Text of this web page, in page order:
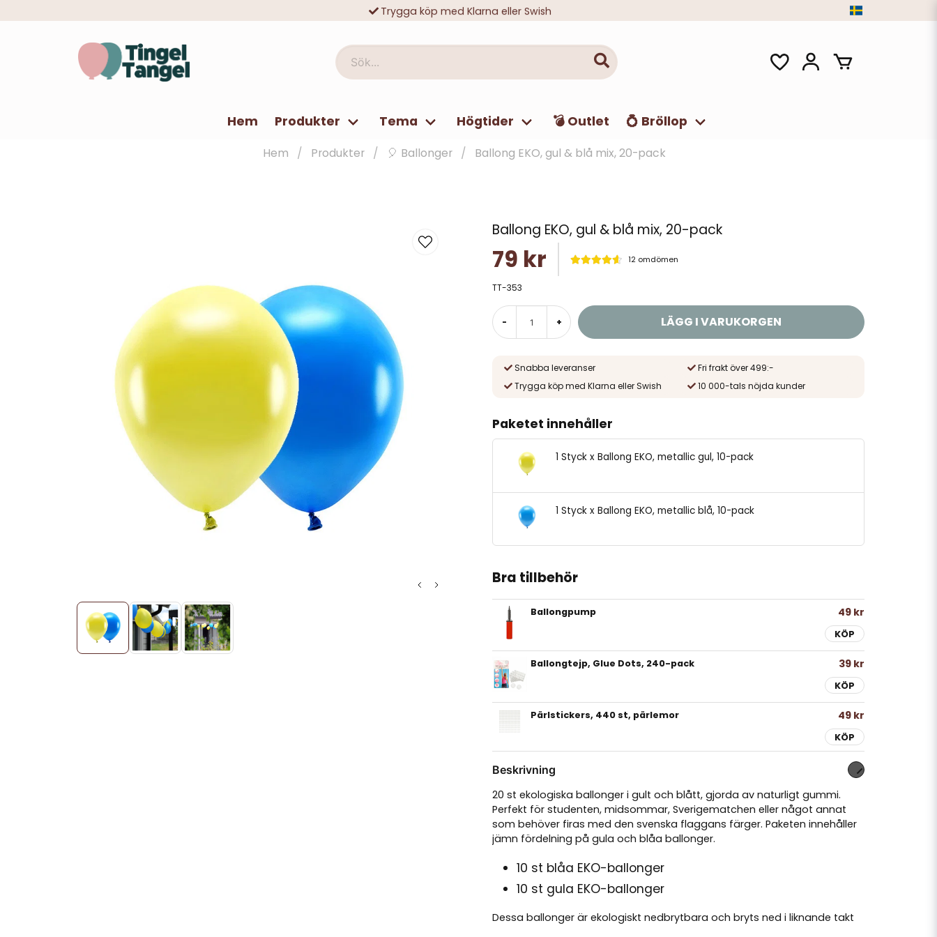
Trygga köp med Klarna eller Swish
Sök...
Hem Produkter Tema Högtider 💣 Outlet 💍 Bröllop
Hem Produkter 🎈 Ballonger Ballong EKO, gul & blå mix, 20-pack
Ballong EKO, gul & blå mix, 20-pack
79 kr 12 omdömen
TT-353
- + LÄGG I VARUKORGEN
Snabba leveranser
Fri frakt över 499:-
Trygga köp med Klarna eller Swish
10 000-tals nöjda kunder
Paketet innehåller
1 Styck x Ballong EKO, metallic gul, 10-pack
1 Styck x Ballong EKO, metallic blå, 10-pack
Bra tillbehör
Ballongpump 49 kr
KÖP
Ballongtejp, Glue Dots, 240-pack 39 kr
KÖP
Pärlstickers, 440 st, pärlemor 49 kr
KÖP
Beskrivning
20 st ekologiska ballonger i gult och blått, gjorda av naturligt gummi.
Perfekt för studenten, midsommar, Sverigematchen eller något annat
som behöver firas med den svenska flaggans färger. Paketen innehåller
jämn fördelning på gula och blåa ballonger.
10 st blåa EKO-ballonger
10 st gula EKO-ballonger
Dessa ballonger är ekologiskt nedbrytbara och bryts ned i liknande takt